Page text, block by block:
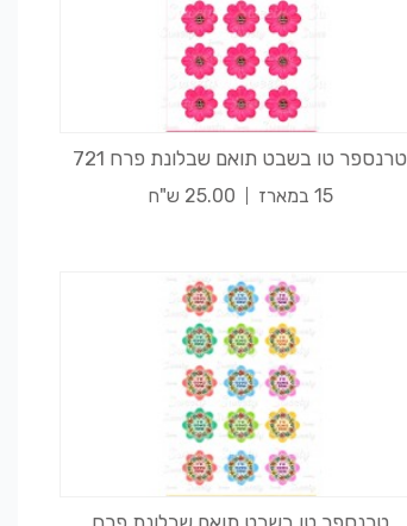
טרנספר טו בשבט תואם שבלונת פרח 721
15 במארז 25.00 ש"ח